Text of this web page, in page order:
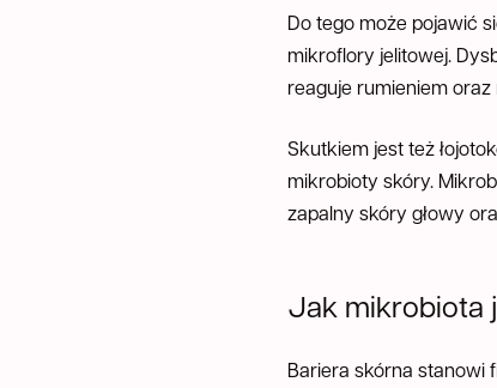
Do tego może pojawić
mikroflory jelitowej.
reaguje rumieniem
Skutkiem jest też
mikrobioty skóry.
zapalny skóry głowy
Jak mikrobiota
Bariera skórna stanowi